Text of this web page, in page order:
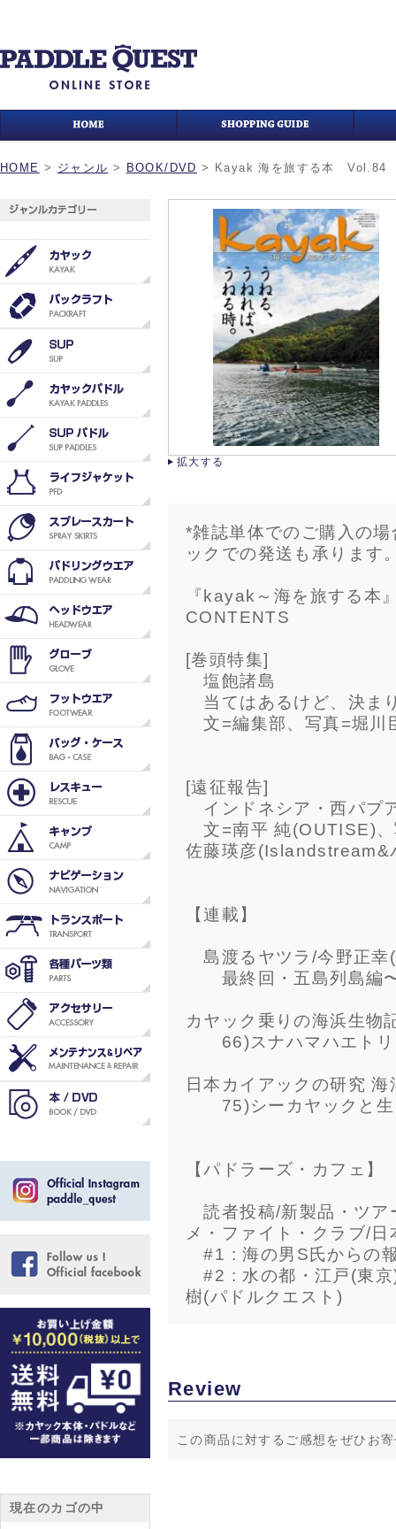
HOME > ジャンル > BOOK/DVD > Kayak 海を旅する本 Vol.84
現在のカゴの中
拡大する
*雑誌単体でのご購入の
ックでの発送も承ります
『kayak～海を旅する本
CONTENTS
[巻頭特集]
塩飽諸島
当てはあるけど、決ま
文=編集部、写真=堀川
[遠征報告]
インドネシア・西パプ
文=南平 純(OUTISE)
佐藤瑛彦(Islandstream&
【連載】
島渡るヤツラ/今野正幸
最終回・五島列島編
カヤック乗りの海浜生物
66)スナハマハエトリ
日本カイアックの研究
75)シーカヤックと生
【パドラーズ・カフェ】
読者投稿/新製品・ツア
メ・ファイト・クラブ/日
#1 : 海の男S氏からの
#2 : 水の都・江戸(東京
樹(パドルクエスト)
Review
この商品に対するご感想をぜひお